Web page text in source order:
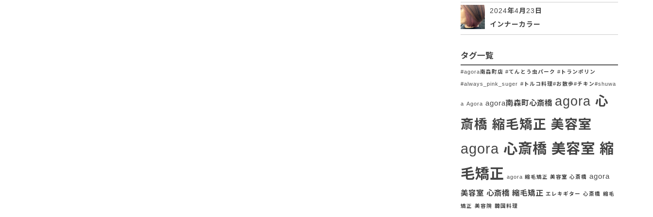
2024年4月23日
インナーカラー
タグ一覧
#agora南森町店 #てんとう虫パーク #トランポリン
#always_pink_suger #トルコ料理#お散歩#チキン#shuwa
a Agora agora南森町心斎橋 agora 心
斎橋 縮毛矯正 美容室
agora 心斎橋 美容室 縮
毛矯正 agora 縮毛矯正 美容室 心斎橋 agora
美容室 心斎橋 縮毛矯正 エレキギター 心斎橋 縮毛
矯正 美容院 韓国料理